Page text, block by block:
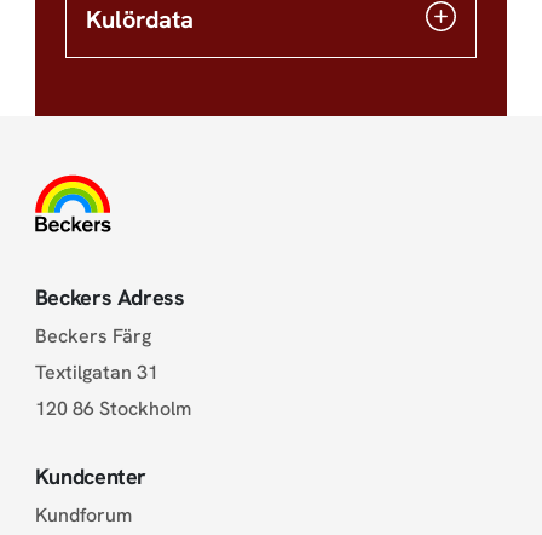
Kulördata
Beckers Adress
Beckers Färg
Textilgatan 31
120 86 Stockholm
Kundcenter
Kundforum